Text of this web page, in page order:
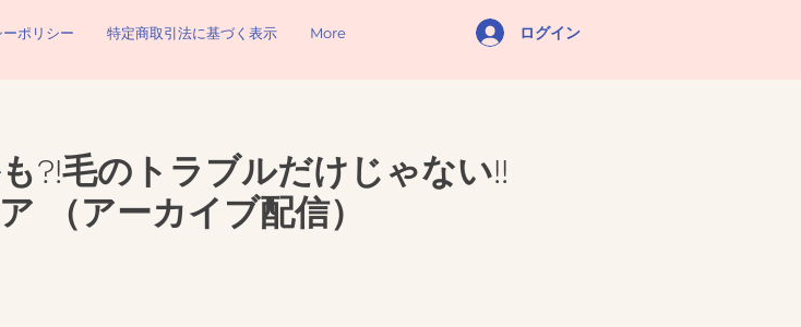
ポリシー 特定商取引法に基づく表示 More ログイン
?!毛のトラブルだけじゃない!!
（アーカイブ配信）